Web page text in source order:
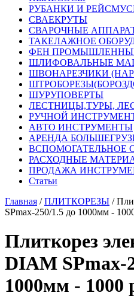
РУБАНКИ И
СВАЕКРУТЫ
СВАРОЧНЫЕ
ТАКЕЛАЖНОЕ
ФЕН
ШЛИФОВАЛЬНЫЕ
ШВОНАРЕЗЧИКИ
ШУРУПОВЕРТЫ
ЛЕСТНИЦЫ,ТУРЫ,
РУЧНОЙ
АВТО ИНСТРУМЕНТЫ
АРЕНДА
ВСПОМОГАТЕЛЬНОЕ
РАСХОДНЫЕ
ПРОДАЖА
Статьи
Главная /ПЛИТКОРЕЗЫ /
SPmax-250/1.5 до 1000мм -
Плиткорез
DIAM SPmax-
1000мм - 1000